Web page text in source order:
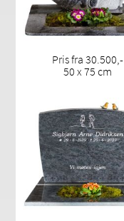
Pris fra 30.500,-
50 x 75 cm